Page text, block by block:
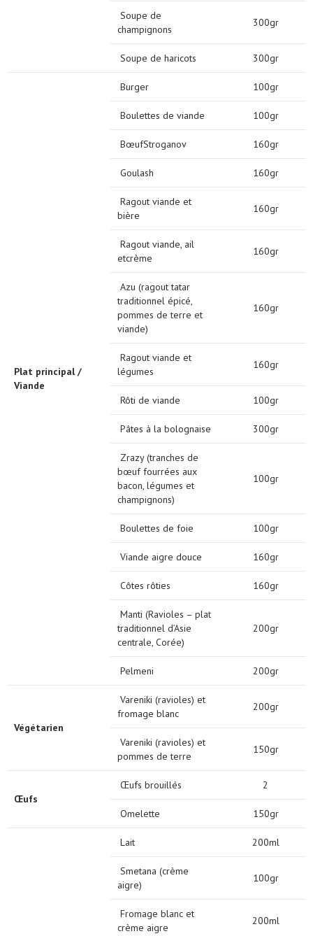
Soupe de
champignons
300gr
Soupe de haricots 300gr
Plat principal /
Viande
Burger 100gr
Boulettes de viande 100gr
BœufStroganov 160gr
Goulash 160gr
Ragout viande et
bière
160gr
Ragout viande, ail
etcrème
160gr
Azu (ragout tatar
traditionnel épicé,
pommes de terre et
viande)
160gr
Ragout viande et
légumes
160gr
Rôti de viande 100gr
Pâtes à la bolognaise 300gr
Zrazy (tranches de
bœuf fourrées aux
bacon, légumes et
champignons)
100gr
Boulettes de foie 100gr
Viande aigre douce 160gr
Côtes rôties 160gr
Manti (Ravioles – plat
traditionnel d’Asie
centrale, Corée)
200gr
Pelmeni 200gr
Végétarien
Vareniki (ravioles) et
fromage blanc
200gr
Vareniki (ravioles) et
pommes de terre
150gr
Œufs
Œufs brouillés 2
Omelette 150gr
Lait 200ml
Smetana (crème
aigre)
100gr
Fromage blanc et
crème aigre
200ml